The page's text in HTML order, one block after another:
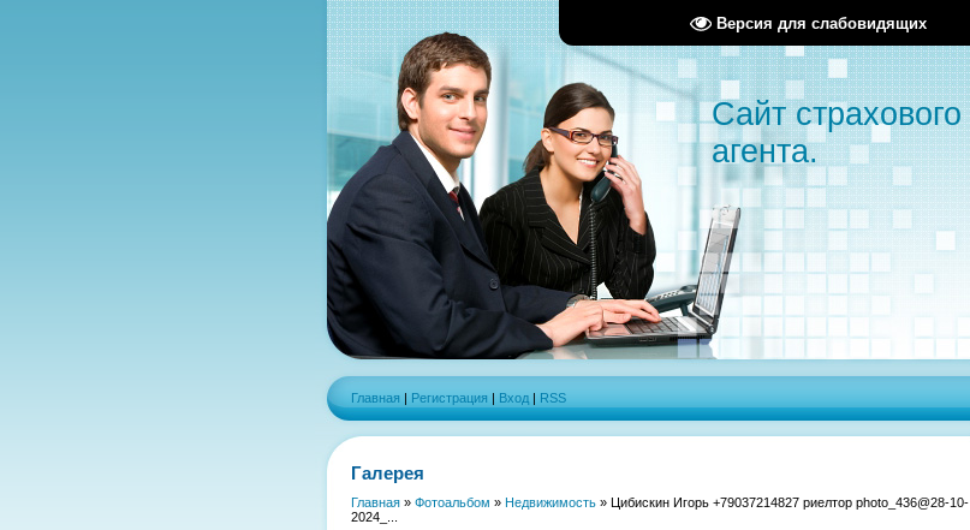
Версия для слабовидящих
Сайт страхового
агента.
Главная | Регистрация | Вход | RSS
Галерея
Главная » Фотоальбом » Недвижимость » Цибискин Игорь +79037214827 риелтор photo_436@28-10-
2024_...